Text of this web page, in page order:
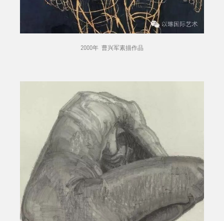
2000年 曹兴军素描作品